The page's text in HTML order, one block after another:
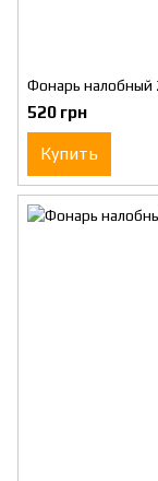
Фонарь налобный
520 грн
Купить